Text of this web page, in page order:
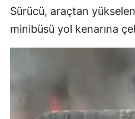
Sürücü, araçtan
minibüsü yol kenarına